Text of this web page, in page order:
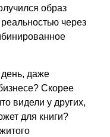
образ
через
даже
Скорее
видели у других,
для книги?